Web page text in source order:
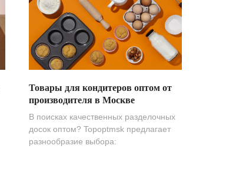
Товары для кондитеров оптом от
производителя в Москве
В поисках качественных разделочных
досок оптом? Topoptmsk предлагает
разнообразие выбора: